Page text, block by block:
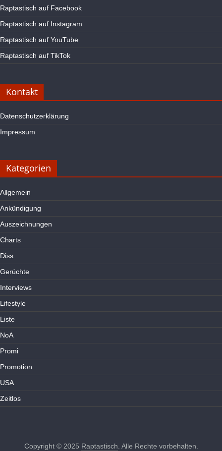
Raptastisch auf Facebook
Raptastisch auf Instagram
Raptastisch auf YouTube
Raptastisch auf TikTok
Kontakt
Datenschutzerklärung
Impressum
Kategorien
Allgemein
Ankündigung
Auszeichnungen
Charts
Diss
Gerüchte
Interviews
Lifestyle
Liste
NoA
Promi
Promotion
USA
Zeitlos
Copyright © 2025 Raptastisch . Alle Rechte vorbehalten.